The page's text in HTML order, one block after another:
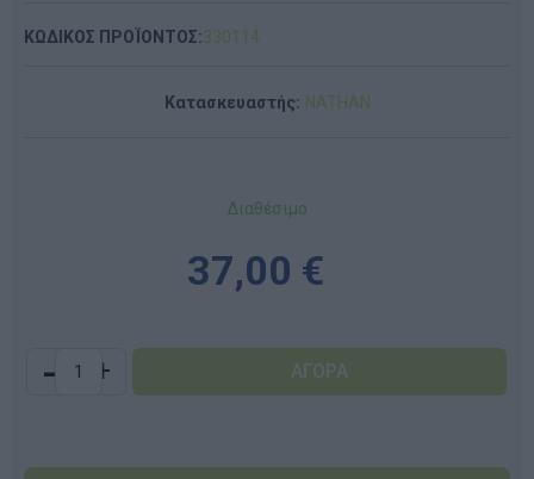
ΚΩΔΙΚΟΣ ΠΡΟΪΟΝΤΟΣ:330114
Κατασκευαστής: NATHAN
Διαθέσιμο
37,00 €
- +